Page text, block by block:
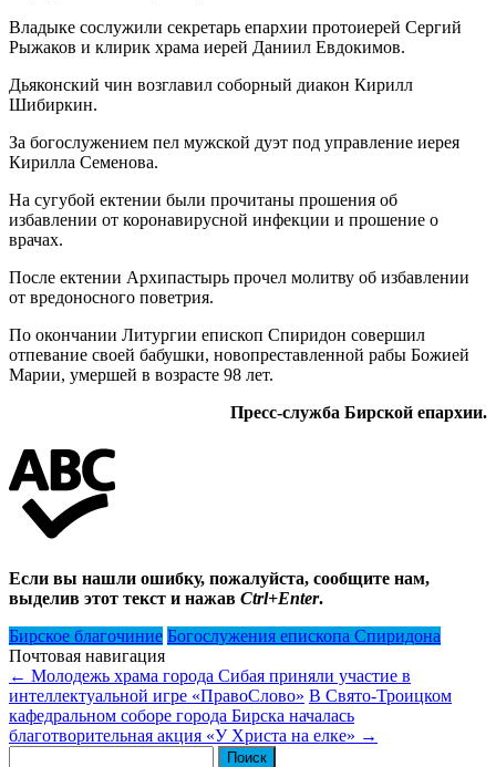
Владыке сослужили секретарь епархии протоиерей Сергий
Рыжаков и клирик храма иерей Даниил Евдокимов.
Дьяконский чин возглавил соборный диакон Кирилл
Шибиркин.
За богослужением пел мужской дуэт под управление иерея
Кирилла Семенова.
На сугубой ектении были прочитаны прошения об
избавлении от коронавирусной инфекции и прошение о
врачах.
После ектении Архипастырь прочел молитву об избавлении
от вредоносного поветрия.
По окончании Литургии епископ Спиридон совершил
отпевание своей бабушки, новопреставленной рабы Божией
Марии, умершей в возрасте 98 лет.
Пресс-служба Бирской епархии.
Если вы нашли ошибку, пожалуйста, сообщите нам,
выделив этот текст и нажав Ctrl+Enter.
Бирское благочиние Богослужения епископа Спиридона
Почтовая навигация
← Молодежь храма города Сибая приняли участие в
интеллектуальной игре «ПравоСлово» В Свято-Троицком
кафедральном соборе города Бирска началась
благотворительная акция «У Христа на елке» →